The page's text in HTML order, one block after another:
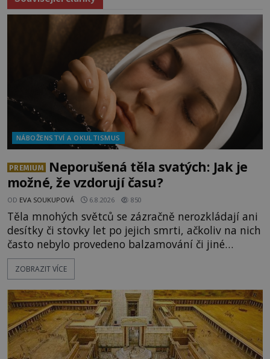
NÁBOŽENSTVÍ A OKULTISMUS
PREMIUM
Neporušená těla svatých: Jak je
možné, že vzdorují času?
OD EVA SOUKUPOVÁ 6.8.2026 850
Těla mnohých světců se zázračně nerozkládají ani
desítky či stovky let po jejich smrti, ačkoliv na nich
často nebylo provedeno balzamování či jiné
pokusy o konzervaci. Neporušené ostatky bývají
považovány za důkaz svatosti zemřelých. Jaké
osobností ochraňují? Na hřbitově u kláštera
Milosrdných
ZOBRAZIT VÍCE